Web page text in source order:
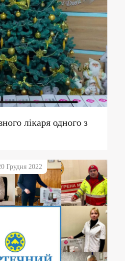
лікаря одного з
Грудня 2022